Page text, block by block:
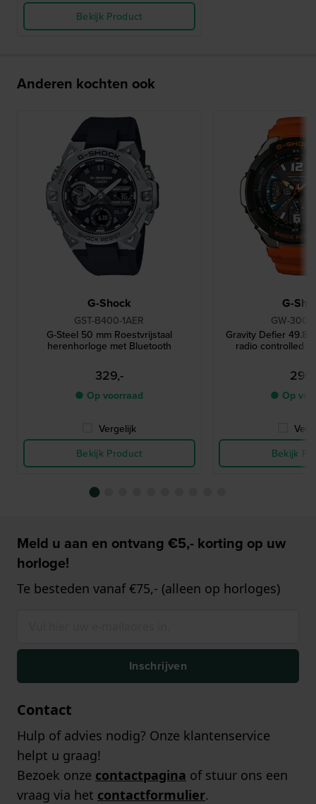
Bekijk Product
Anderen kochten ook
G-Shock
GST-B400-1AER
G-Steel 50 mm Roestvrijstaal
herenhorloge met Bluetooth
329,-
● Op voorraad
Vergelijk
Bekijk Product
G-
GW-
Gravity Defier 49.8
radio controlled
● Op
Bekijk
Meld u aan en ontvang €5,- korting op uw
horloge!
Te besteden vanaf €75,- (alleen op horloges)
Inschrijven
Contact
Hulp of advies nodig? Onze klantenservice
helpt u graag!
Bezoek onze contactpagina of stuur ons een
vraag via het contactformulier.